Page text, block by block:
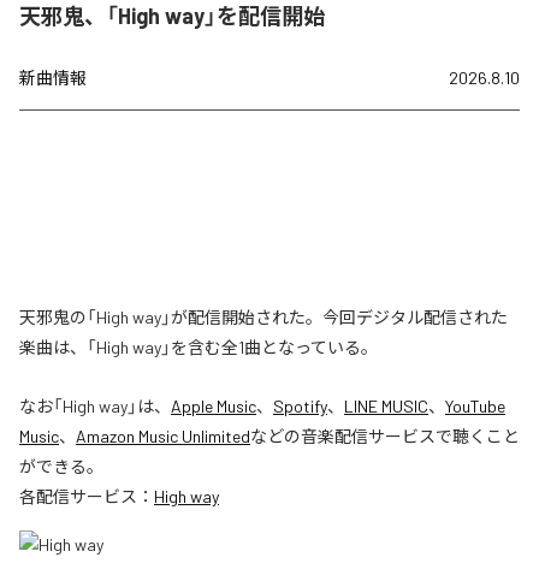
天邪鬼、「High way」を配信開始
新曲情報 2026.8.10
天邪鬼の「High way」が配信開始された。今回デジタル配信された
楽曲は、「High way」を含む全1曲となっている。
なお「High way」は、 Apple Music、 Spotify、 LINE MUSIC、 YouTube
Music、 Amazon Music Unlimitedなどの音楽配信サービスで聴くこと
ができる。
各配信サービス： High way